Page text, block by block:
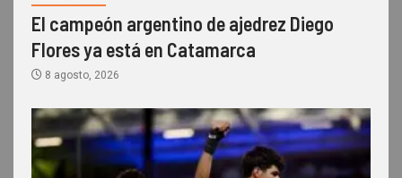
El campeón argentino de ajedrez Diego
Flores ya está en Catamarca
8 agosto, 2026